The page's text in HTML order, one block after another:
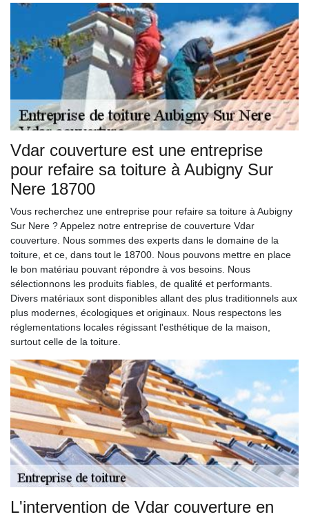
Vdar couverture est une entreprise
pour refaire sa toiture à Aubigny Sur
Nere 18700
Vous recherchez une entreprise pour refaire sa toiture à Aubigny
Sur Nere ? Appelez notre entreprise de couverture Vdar
couverture. Nous sommes des experts dans le domaine de la
toiture, et ce, dans tout le 18700. Nous pouvons mettre en place
le bon matériau pouvant répondre à vos besoins. Nous
sélectionnons les produits fiables, de qualité et performants.
Divers matériaux sont disponibles allant des plus traditionnels aux
plus modernes, écologiques et originaux. Nous respectons les
réglementations locales régissant l'esthétique de la maison,
surtout celle de la toiture.
L'intervention de Vdar couverture en